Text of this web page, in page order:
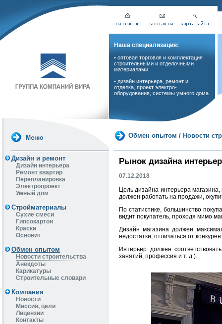
Наша специализация:
• оптовая торговля и комплектация
строительными и отделочными
материалами
• дизайн интерьера, ремонт и
отделка, проект электро-
оборудования, системы умного дома
Дизайн и ремонт
Дизайн интерьера
Ремонт квартир
Перепланировка
Электропроект
Умный дом
Стройматериалы
Сухие смеси
Гипсокартон
Краски
Основит
Обмен опытом
Новости строительства
Анекдоты
Карикатуры
Строительные словари
Компания
Новости
Миссия, цели
Лицензии
Контакты
Обмен опытом / Новости
Рынок дизайна
07.12.2018
Цель дизайна интерьера
должен работать на продажи,
По статистике, большинство
видит покупатель, проходя мимо
Дизайн магазина должен
недостатки, отличаться от
Интерьер должен
занятий, профессия и т. д.).